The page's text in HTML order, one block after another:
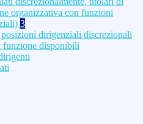
organizzativa con funzioni
3
dirigenziali discrezionali
funzione disponibili